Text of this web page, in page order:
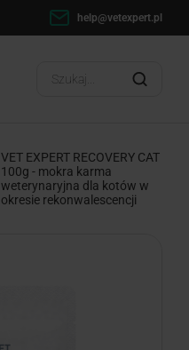
help@vetexpert.pl
VET EXPERT RECOVERY CAT
100g - mokra karma
weterynaryjna dla kotów w
okresie rekonwalescencji